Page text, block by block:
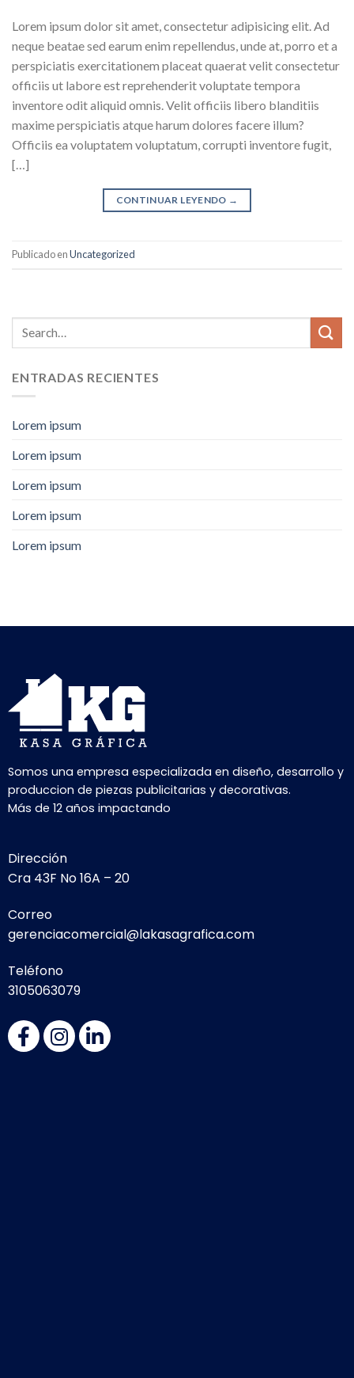
Lorem ipsum dolor sit amet, consectetur adipisicing elit. Ad
neque beatae sed earum enim repellendus, unde at, porro et a
perspiciatis exercitationem placeat quaerat velit consectetur
officiis ut labore est reprehenderit voluptate tempora
inventore odit aliquid omnis. Velit officiis libero blanditiis
maxime perspiciatis atque harum dolores facere illum?
Officiis ea voluptatem voluptatum, corrupti inventore fugit,
[…]
CONTINUAR LEYENDO →
Publicado enUncategorized
ENTRADAS RECIENTES
Lorem ipsum
Lorem ipsum
Lorem ipsum
Lorem ipsum
Lorem ipsum
Somos una empresa especializada en diseño, desarrollo y
produccion de piezas publicitarias y decorativas.
Más de 12 años impactando
Dirección
Cra 43F No 16A – 20
Correo
gerenciacomercial@lakasagrafica.com
Teléfono
3105063079